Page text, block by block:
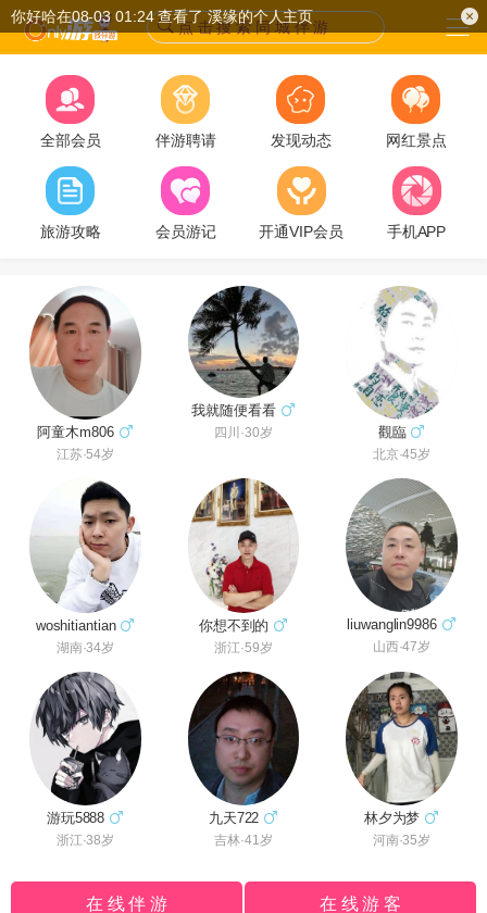
点 击 搜 索 同 城 伴 游
全部会员 伴游聘请 发现动态 网红景点
旅游攻略 会员游记 开通VIP会员 手机APP
阿童木m806
江苏·54岁
我就随便看看
四川·30岁 觀臨
北京·45岁
woshitiantian
湖南·34岁
你想不到的
浙江·59岁
liuwanglin9986
山西·47岁
游玩5888
浙江·38岁
九天722
吉林·41岁
林夕为梦
河南·35岁
在 线 伴 游 在 线 游 客
你好哈在08-03 01:24 查看了 溪缘的个人主页